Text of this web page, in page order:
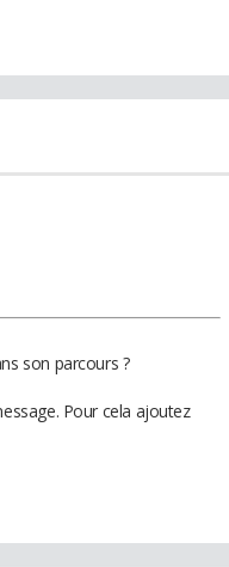
son parcours ?
Pour cela ajoutez